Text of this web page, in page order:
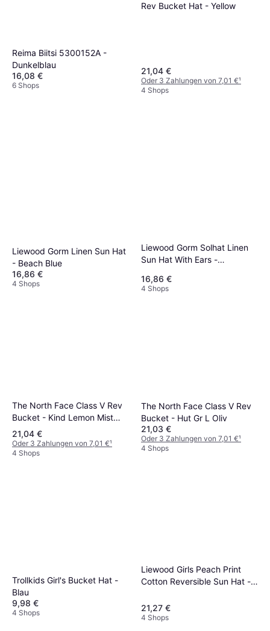
Reima Biitsi 5300152A -
Dunkelblau
16,08 €
6 Shops
Rev Bucket Hat - Yellow
21,04 €
Oder 3 Zahlungen von 7,01 €¹
4 Shops
Liewood Gorm Linen Sun Hat
- Beach Blue
16,86 €
4 Shops
Liewood Gorm Solhat Linen
Sun Hat With Ears -
16,86 €
4 Shops
The North Face Class V Rev
Bucket - Kind Lemon Mist
Logo Weather
21,04 €
Oder 3 Zahlungen von 7,01 €¹
4 Shops
The North Face Class V Rev
Bucket - Hut Gr L Oliv
21,03 €
Oder 3 Zahlungen von 7,01 €¹
4 Shops
Trollkids Girl's Bucket Hat -
Blau
9,98 €
4 Shops
Liewood Girls Peach Print
Cotton Reversible Sun Hat -
21,27 €
4 Shops